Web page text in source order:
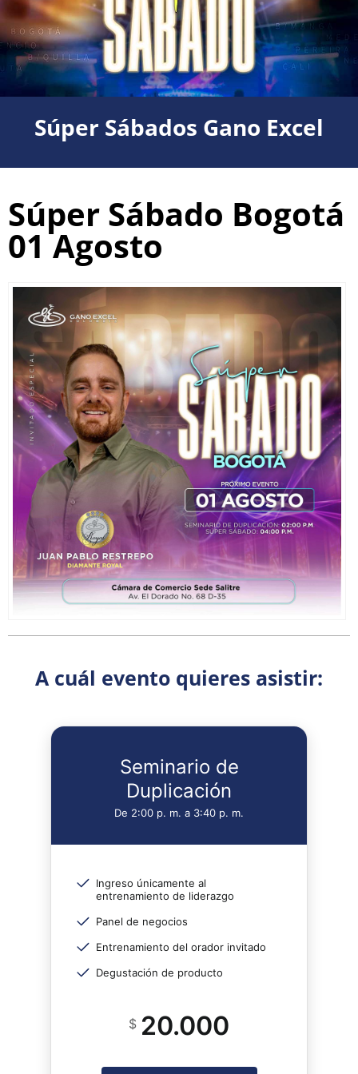
Súper Sábados Gano Excel
Súper Sábado Bogotá
01 Agosto
A cuál evento quieres asistir:
Seminario de
Duplicación
De 2:00 p. m. a 3:40 p. m.
Ingreso únicamente al
entrenamiento de liderazgo
Panel de negocios
Entrenamiento del orador invitado
Degustación de producto
$ 20.000